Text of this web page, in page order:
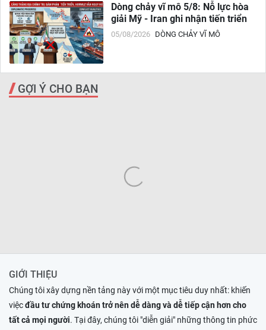
Dòng chảy vĩ mô 5/8: Nỗ lực hòa
giải Mỹ - Iran ghi nhận tiến triển
05/08/2026 DÒNG CHẢY VĨ MÔ
GỢI Ý CHO BẠN
GIỚI THIỆU
Chúng tôi xây dựng nền tảng này với một mục tiêu duy nhất: khiến
việcđầu tư chứng khoán trở nên dễ dàng và dễ tiếp cận hơn cho
tất cả mọi người. Tại đây, chúng tôi "diễn giải" những thông tin phức